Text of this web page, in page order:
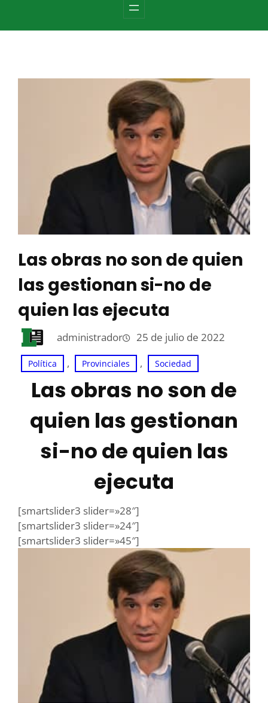
Las obras no son de quien
las gestionan si-no de
quien las ejecuta
administrador 25 de julio de 2022
Política , Provinciales , Sociedad
Las obras no son de
quien las gestionan
si-no de quien las
ejecuta
[smartslider3 slider=»28″]
[smartslider3 slider=»24″]
[smartslider3 slider=»45″]